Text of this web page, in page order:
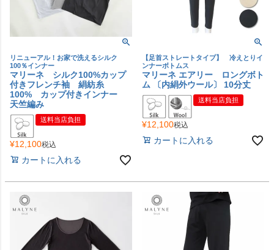
リニューアル！お家で洗えるシルク
100％インナー
マリーネ シルク100%カップ
付きフレンチ袖 絹紡糸
100% カップ付きインナー
天竺編み
送料当店負担
¥12,100税込
カートに入れる
【足首ストレートタイプ】 冷えとりイ
ンナーボトムス
マリーネ エアリー ロングボト
ム 〔内絹外ウール〕 10分丈
送料当店負担
¥12,100税込
カートに入れる